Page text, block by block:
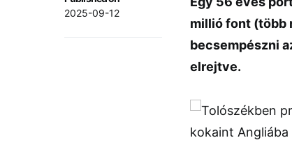
2025-09-12
millió font (több
becsempészni
elrejtve.